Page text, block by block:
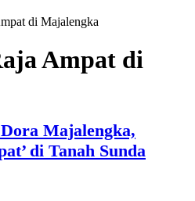
di Majalengka
Ampat di
Majalengka,
di Tanah Sunda